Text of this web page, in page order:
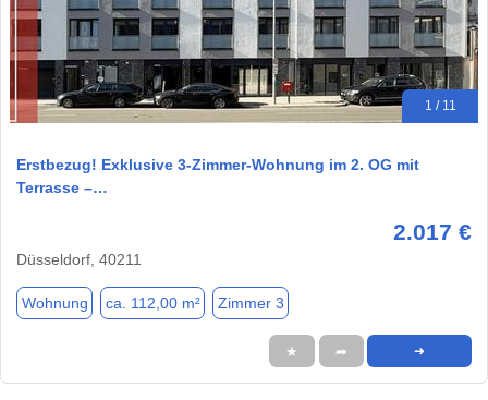
1 / 11
Erstbezug! Exklusive 3-Zimmer-Wohnung im 2. OG mit
Terrasse –…
2.017 €
Düsseldorf, 40211
Wohnung ca. 112,00 m² Zimmer 3
★ ➦ ➜